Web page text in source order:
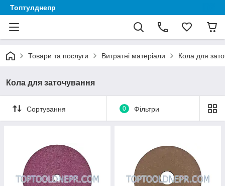
Топтулднепр
Товари та послуги Витратні матеріали Кола для
Кола для заточування
Сортування 0 Фільтри